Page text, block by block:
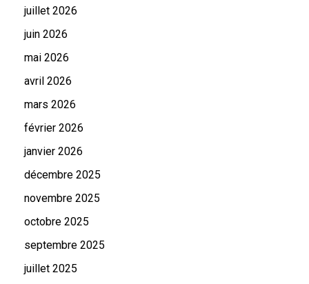
juillet 2026
juin 2026
mai 2026
avril 2026
mars 2026
février 2026
janvier 2026
décembre 2025
novembre 2025
octobre 2025
septembre 2025
juillet 2025